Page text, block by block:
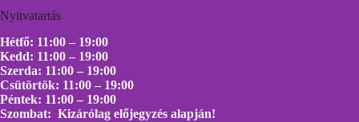
Nyitvatartás
Hétfő: 11:00 – 19:00
Kedd: 11:00 – 19:00
Szerda: 11:00 – 19:00
Csütörtök: 11:00 – 19:00
Péntek: 11:00 – 19:00
Szombat: Kizárólag előjegyzés alapján!